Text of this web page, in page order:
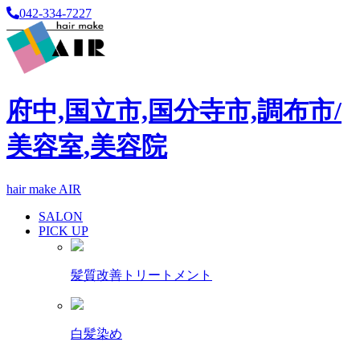
042-334-7227
府中,国立市,国分寺市,調布市/
美容室,美容院
hair make AIR
SALON
PICK UP
髪質改善トリートメント
白髪染め